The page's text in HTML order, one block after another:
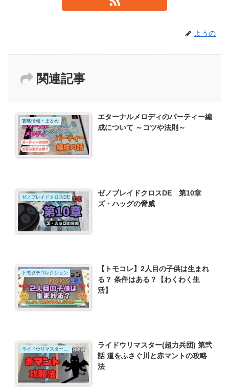
ようの
関連記事
攻略情報・まとめ
エターナルメロディのパーティー編
成について ～コツや法則～
ゼノブレイドクロスDE
ゼノブレイドクロスDE 第10章
ズ・ハッグの脅威
トモダチコレクション
【トモコレ】2人目の子供は生まれ
る？ 条件はある？【わくわく生
活】
ライドウリマスター超力兵団奇譚
ライドウリマスター(超力兵団) 第弐
話 道をふさぐ川と赤マントの攻略
法